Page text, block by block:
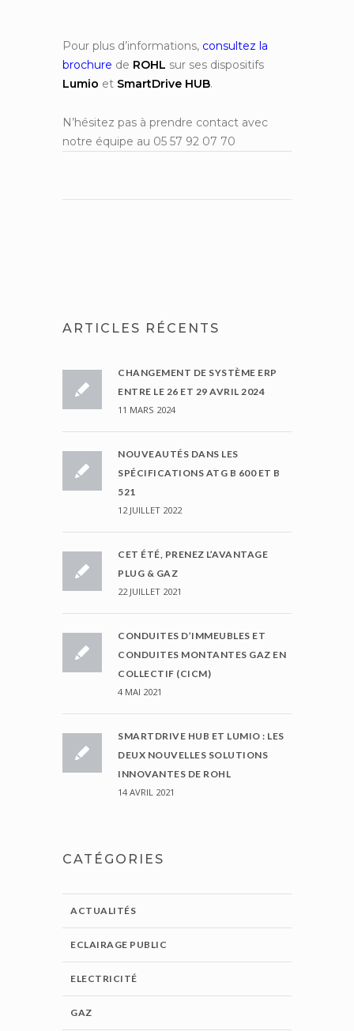
Pour plus d’informations, consultez la
brochure de ROHL sur ses dispositifs
Lumio et SmartDrive HUB.
N’hésitez pas à prendre contact avec
notre équipe au 05 57 92 07 70
ARTICLES RÉCENTS
CHANGEMENT DE SYSTÈME ERP
ENTRE LE 26 ET 29 AVRIL 2024
11 MARS 2024
NOUVEAUTÉS DANS LES
SPÉCIFICATIONS ATG B 600 ET B
521
12 JUILLET 2022
CET ÉTÉ, PRENEZ L’AVANTAGE
PLUG & GAZ
22 JUILLET 2021
CONDUITES D’IMMEUBLES ET
CONDUITES MONTANTES GAZ EN
COLLECTIF (CICM)
4 MAI 2021
SMARTDRIVE HUB ET LUMIO : LES
DEUX NOUVELLES SOLUTIONS
INNOVANTES DE ROHL
14 AVRIL 2021
CATÉGORIES
ACTUALITÉS
ECLAIRAGE PUBLIC
ELECTRICITÉ
GAZ